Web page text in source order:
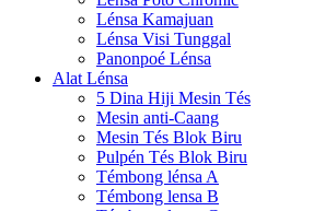
Lénsa Kamajuan
Lénsa Visi Tunggal
Panonpoé Lénsa
Alat Lénsa
5 Dina Hiji Mesin Tés
Mesin anti-Caang
Mesin Tés Blok Biru
Pulpén Tés Blok Biru
Témbong lénsa A
Témbong lensa B